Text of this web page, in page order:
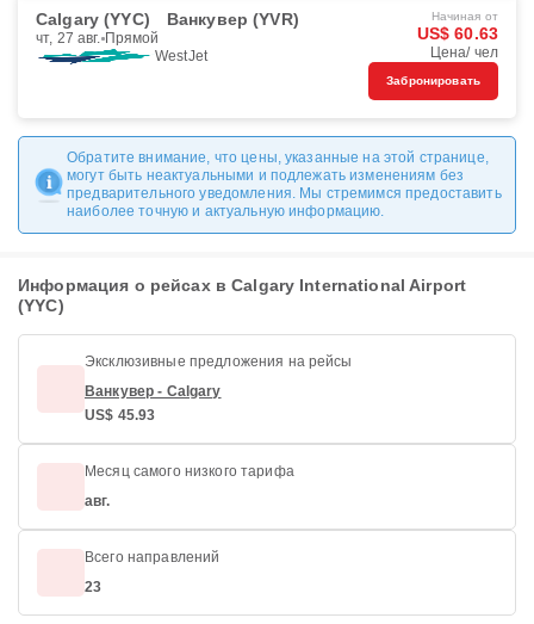
Calgary (YYC) Ванкувер (YVR)
чт, 27 авг. Прямой
WestJet
Начиная от
US$ 60.63
Цена/ чел
Забронировать
Обратите внимание, что цены, указанные на этой странице,
могут быть неактуальными и подлежать изменениям без
предварительного уведомления. Мы стремимся предоставить
наиболее точную и актуальную информацию.
Информация о рейсах в Calgary International Airport
(YYC)
Эксклюзивные предложения на рейсы
Ванкувер - Calgary
US$ 45.93
Месяц самого низкого тарифа
авг.
Всего направлений
23